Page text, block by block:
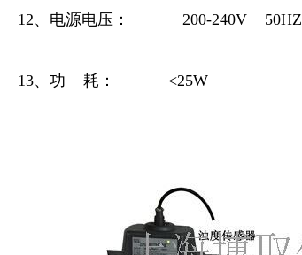
12、电源电压： 200-240V 50HZ
13、功 耗： <25W